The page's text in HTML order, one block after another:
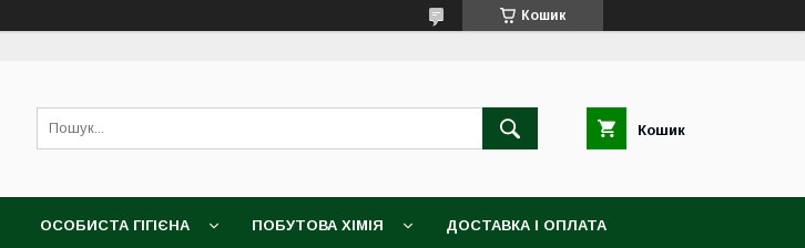
Кошик
Кошик
ОСОБИСТА ГІГІЄНА ПОБУТОВА ХІМІЯ ДОСТАВКА І ОПЛАТА